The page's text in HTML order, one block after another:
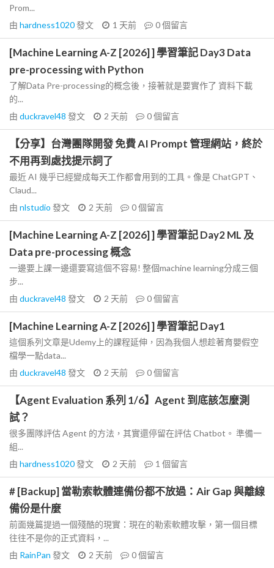
Prom...
由 hardness1020發文 1 天前 0個留言
[Machine Learning A-Z [2026] ] 學習筆記 Day3 Data
pre-processing with Python
了解Data Pre-processing的概念後，接著就是要實作了 資料下載
的...
由 duckravel48 發文 2 天前 0個留言
【分享】台灣團隊開發 免費 AI Prompt 管理網站，終於
不用再到處找提示詞了
最近 AI 幾乎已經變成每天工作都會用到的工具。像是 ChatGPT、
Claud...
由 nlstudio 發文 2 天前 0個留言
[Machine Learning A-Z [2026] ] 學習筆記 Day2 ML 及
Data pre-processing 概念
一邊要上課一邊還要寫這個不容易! 整個machine learning分成三個
步...
由 duckravel48 發文 2 天前 0個留言
[Machine Learning A-Z [2026] ] 學習筆記 Day1
這個系列文章是Udemy上的課程延伸，因為我個人想趁著育嬰假空
檔學一點data...
由 duckravel48 發文 2 天前 0個留言
【Agent Evaluation 系列 1/6】Agent 到底該怎麼測
試？
很多團隊評估 Agent 的方法，其實還停留在評估 Chatbot。 準備一
組...
由 hardness1020發文 2 天前 1 個留言
# [Backup] 當勒索軟體連備份都不放過：Air Gap 與離線
備份是什麼
前面幾篇提過一個殘酷的現實：現在的勒索軟體攻擊，第一個目標
往往不是你的正式資料，...
由 RainPan 發文 2 天前 0個留言